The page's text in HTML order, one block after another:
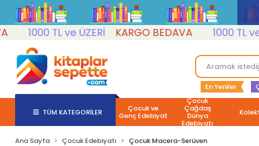
1000 TL ve ÜZERİ
KARGO BEDAVA 1000 TL ve
En Yeniler
TÜM KATEGORİLER Çocuk ve
Genç Edebiyat
Çocuk
Çağdaş
Dünya
Edebiyatı
Ana Sayfa Çocuk Edebiyatı Çocuk Macera-Serüven